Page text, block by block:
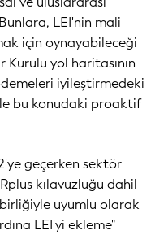
LEI'nin mali
için oynayabileceği
Kurulu yol haritasının
iyileştirmedeki
bu konudaki proaktif
geçerken sektör
kılavuzluğu dahil
uyumlu olarak
LEI'yi ekleme"